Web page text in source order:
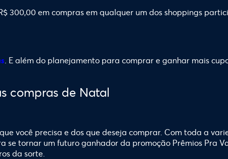
300,00 em compras em qualquer um dos shoppings
. E além do planejamento para comprar e ganhar mais
compras de Natal
você precisa e dos que deseja comprar. Com toda a
se tornar um futuro ganhador da promoção Prêmios Pra
da sorte.